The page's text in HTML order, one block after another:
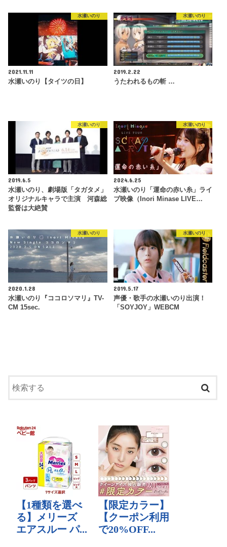
水瀬いのり
2021.11.11
水瀬いのり【タイツの日】
水瀬いのり
2019.2.22
うたわれるもの斬 …
水瀬いのり
2019.6.5
水瀬いのり、劇場版「タガタメ」
オリジナルキャラで主演 河森総
監督は大絶賛
水瀬いのり
2024.6.25
水瀬いのり「運命の赤い糸」ライ
ブ映像（Inori Minase LIVE…
水瀬いのり
2020.1.28
水瀬いのり『ココロソマリ』TV-
CM 15sec.
水瀬いのり
2019.5.17
声優・歌手の水瀬いのり出演！
「SOYJOY」WEBCM